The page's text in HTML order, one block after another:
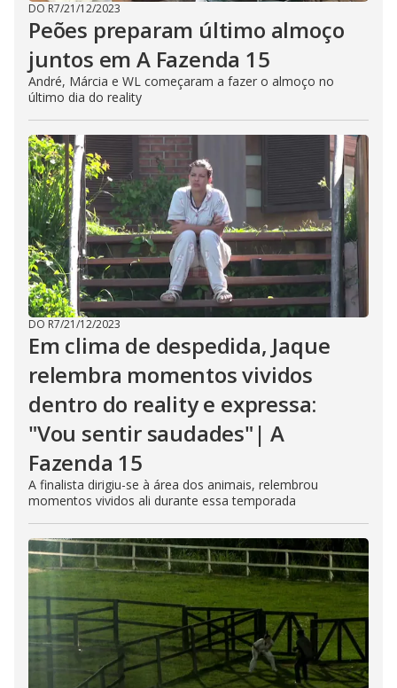
DO R7/21/12/2023
Peões preparam último almoço
juntos em A Fazenda 15
André, Márcia e WL começaram a fazer o almoço no
último dia do reality
DO R7/21/12/2023
Em clima de despedida, Jaque
relembra momentos vividos
dentro do reality e expressa:
"Vou sentir saudades"| A
Fazenda 15
A finalista dirigiu-se à área dos animais, relembrou
momentos vividos ali durante essa temporada